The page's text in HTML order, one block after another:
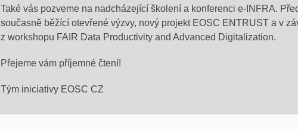
Také vás pozveme na nadcházející školení a konferenci e-INFRA.
současně běžící otevřené výzvy, nový projekt EOSC ENTRUST a v
z workshopu FAIR Data Productivity and Advanced Digitalization.
Přejeme vám příjemné čtení!
Tým iniciativy EOSC CZ